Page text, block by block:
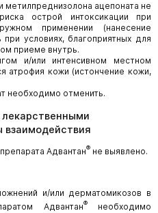
метилпреднизолона ацепоната не
острой интоксикации при
применении (нанесение
условиях, благоприятных для
приеме внутрь.
и/или интенсивном местном
атрофия кожи (истончение кожи,
необходимо отменить.
взаимодействия
Адвантан® не выявлено.
и/или дерматомикозов в
Адвантан®необходимо